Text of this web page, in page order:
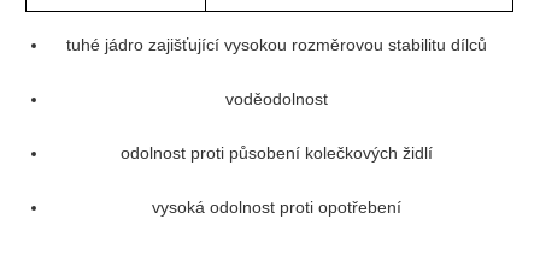
tuhé jádro zajišťující vysokou rozměrovou stabilitu dílců
voděodolnost
odolnost proti působení kolečkových židlí
vysoká odolnost proti opotřebení